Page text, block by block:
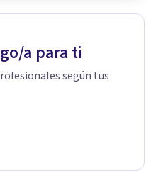
a para ti
según tus